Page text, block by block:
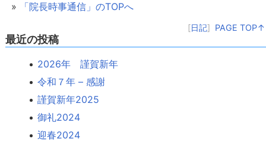
»
「院長時事通信」のTOPへ
[日記] PAGE TOP↑
最近の投稿
2026年 謹賀新年
令和７年 – 感謝
謹賀新年2025
御礼2024
迎春2024